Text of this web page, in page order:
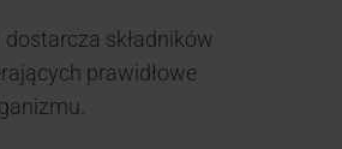
składników
prawidłowe